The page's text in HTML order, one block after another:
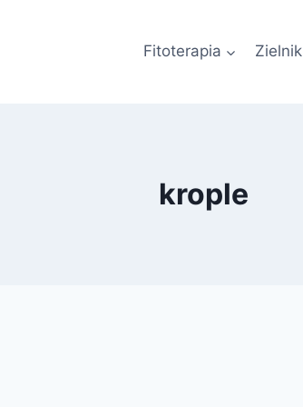
Fitoterapia Zielnik
krople